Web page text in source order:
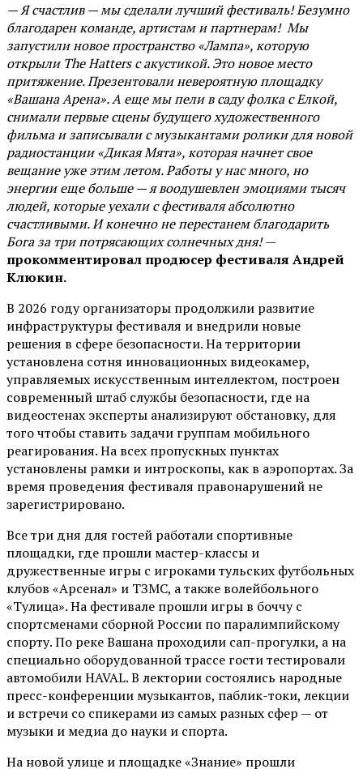
— Я счастлив — мы сделали лучший фестиваль! Безумно
благодарен команде, артистам и партнерам! Мы
запустили новое пространство «Лампа», которую
открыли The Hatters с акустикой. Это новое место
притяжение. Презентовали невероятную площадку
«Вашана Арена». А еще мы пели в саду фолка с Елкой,
снимали первые сцены будущего художественного
фильма и записывали с музыкантами ролики для новой
радиостанции «Дикая Мята», которая начнет свое
вещание уже этим летом. Работы у нас много, но
энергии еще больше — я воодушевлен эмоциями тысяч
людей, которые уехали с фестиваля абсолютно
счастливыми. И конечно не перестанем благодарить
Бога за три потрясающих солнечных дня!—
прокомментировал продюсер фестиваля Андрей
Клюкин.
В 2026 году организаторы продолжили развитие
инфраструктуры фестиваля и внедрили новые
решения в сфере безопасности. На территории
установлена сотня инновационных видеокамер,
управляемых искусственным интеллектом, построен
современный штаб службы безопасности, где на
видеостенах эксперты анализируют обстановку, для
того чтобы ставить задачи группам мобильного
реагирования. На всех пропускных пунктах
установлены рамки и интроскопы, как в аэропортах. За
время проведения фестиваля правонарушений не
зарегистрировано.
Все три дня для гостей работали спортивные
площадки, где прошли мастер-классы и
дружественные игры с игроками тульских футбольных
клубов «Арсенал» и ТЗМС, а также волейбольного
«Тулица». На фестивале прошли игры в боччу с
спортсменами сборной России по паралимпийскому
спорту. По реке Вашана проходили сап-прогулки, а на
специально оборудованной трассе гости тестировали
автомобили HAVAL. В лектории состоялись народные
пресс-конференции музыкантов, паблик-токи, лекции
и встречи со спикерами из самых разных сфер — от
музыки и медиа до науки и спорта.
На новой улице и площадке «Знание» прошли